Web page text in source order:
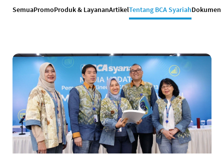
SemuaPromoProduk & LayananArtikelTentang BCA SyariahDokumen